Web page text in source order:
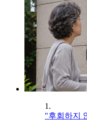
1.
"후회하지